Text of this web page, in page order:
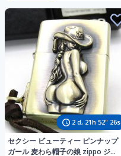
2 d, 21h 52" 25s
セクシー ビューティー ピンナップ
ガール 麦わら帽子の娘 zippo ジッ